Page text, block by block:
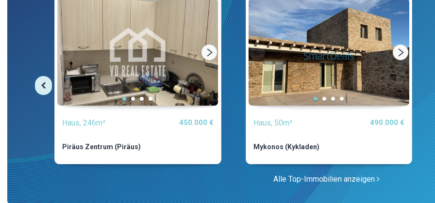
Haus, 246m² 450.000 €
Piräus Zentrum (Piräus)
Haus, 50m² 490.000 €
Mykonos (Kykladen)
Alle Top-Immobilien anzeigen